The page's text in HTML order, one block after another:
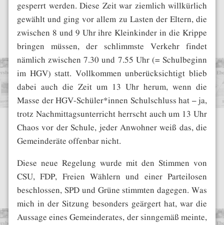
gesperrt werden. Diese Zeit war ziemlich willkürlich
gewählt und ging vor allem zu Lasten der Eltern, die
zwischen 8 und 9 Uhr ihre Kleinkinder in die Krippe
bringen müssen, der schlimmste Verkehr findet
nämlich zwischen 7.30 und 7.55 Uhr (= Schulbeginn
im HGV) statt. Vollkommen unberücksichtigt blieb
dabei auch die Zeit um 13 Uhr herum, wenn die
Masse der HGV-Schüler*innen Schulschluss hat – ja,
trotz Nachmittagsunterricht herrscht auch um 13 Uhr
Chaos vor der Schule, jeder Anwohner weiß das, die
Gemeinderäte offenbar nicht.
Diese neue Regelung wurde mit den Stimmen von
CSU, FDP, Freien Wählern und einer Parteilosen
beschlossen, SPD und Grüne stimmten dagegen. Was
mich in der Sitzung besonders geärgert hat, war die
Aussage eines Gemeinderates, der sinngemäß meinte,